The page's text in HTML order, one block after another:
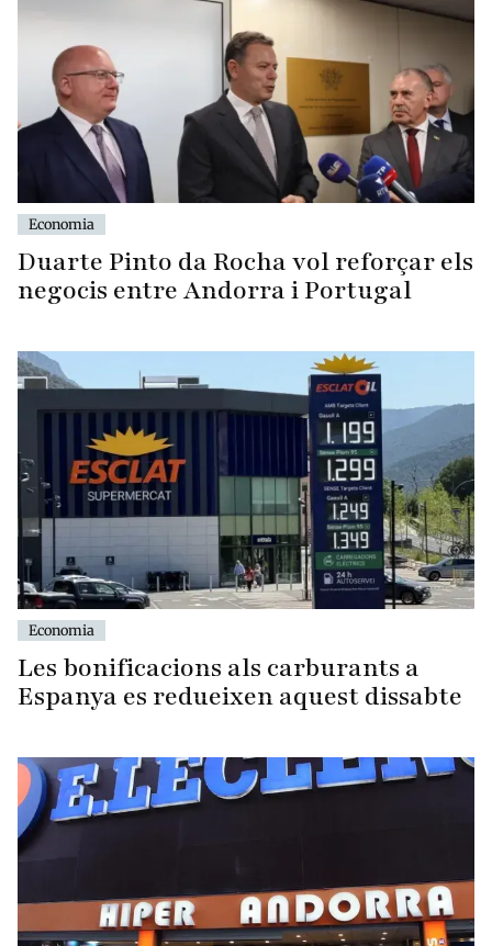
Economia
Duarte Pinto da Rocha vol reforçar els
negocis entre Andorra i Portugal
Economia
Les bonificacions als carburants a
Espanya es redueixen aquest dissabte